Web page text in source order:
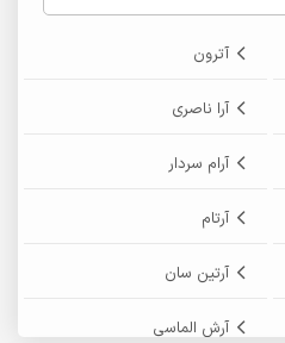
آترون
آرا ناصری
آرام سردار
آرتام
آرتین سان
آرش الماسی